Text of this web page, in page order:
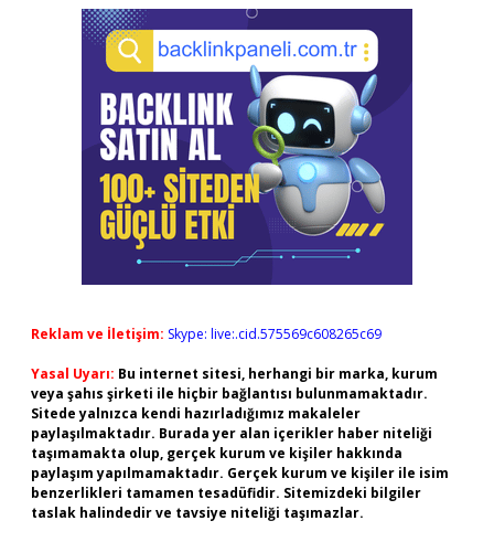
Reklam ve İletişim: Skype: live:.cid.575569c608265c69
Yasal Uyarı: Bu internet sitesi, herhangi bir marka, kurum
veya şahıs şirketi ile hiçbir bağlantısı bulunmamaktadır.
Sitede yalnızca kendi hazırladığımız makaleler
paylaşılmaktadır. Burada yer alan içerikler haber niteliği
taşımamakta olup, gerçek kurum ve kişiler hakkında
paylaşım yapılmamaktadır. Gerçek kurum ve kişiler ile isim
benzerlikleri tamamen tesadüfidir. Sitemizdeki bilgiler
taslak halindedir ve tavsiye niteliği taşımazlar.